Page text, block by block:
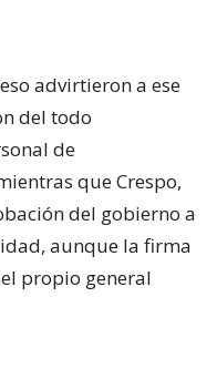
advirtieron a ese
del todo
de
que Crespo,
del gobierno a
aunque la firma
propio general